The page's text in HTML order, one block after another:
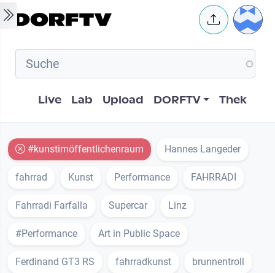
Skip to main content User
Hauptnavigation
Live Lab Upload DORFTV Thek
#kunstimöffentlichenraum Hannes Langeder
fahrrad Kunst Performance FAHRRADI
Fahrradi Farfalla Supercar Linz
#Performance Art in Public Space
Ferdinand GT3 RS fahrradkunst brunnentroll